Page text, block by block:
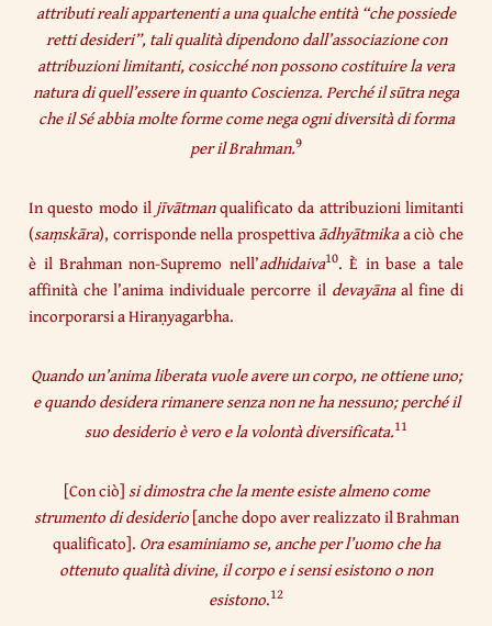
attributi reali appartenenti a una qualche entità “che possiede
retti desideri”, tali qualità dipendono dall’associazione con
attribuzioni limitanti, cosicché non possono costituire la vera
natura di quell’essere in quanto Coscienza. Perché il sūtra nega
che il Sé abbia molte forme come nega ogni diversità di forma
per il Brahman.9
In questo modo il jīvātmanqualificato da attribuzioni limitanti
(saṃskāra), corrisponde nella prospettivaādhyātmikaa ciò che
è il Brahman non-Supremo nell’adhidaiva10. È in base a tale
affinità che l’anima individuale percorre il devayānaal fine di
incorporarsi a Hiraṇyagarbha.
Quando un’anima liberata vuole avere un corpo, ne ottiene uno;
e quando desidera rimanere senza non ne ha nessuno; perché il
suo desiderio è vero e la volontà diversificata.11
[Con ciò]si dimostra che la mente esiste almeno come
strumento di desiderio[anche dopo aver realizzato il Brahman
qualificato]. Ora esaminiamo se, anche per l’uomo che ha
ottenuto qualità divine, il corpo e i sensi esistono o non
esistono.12